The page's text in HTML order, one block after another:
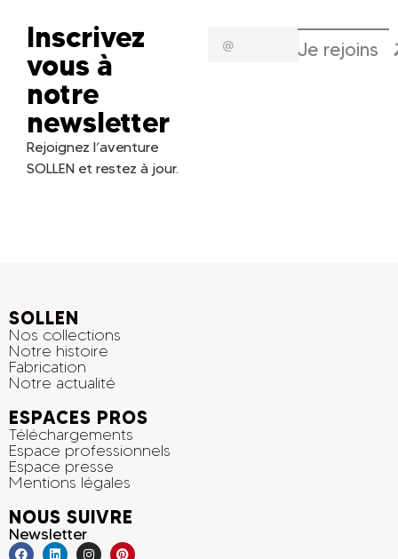
Inscrivez
vous à
notre
newsletter
Rejoignez l’aventure
SOLLEN et restez à jour.
Je rejoins
SOLLEN
Nos collections
Notre histoire
Fabrication
Notre actualité
ESPACES PROS
Téléchargements
Espace professionnels
Espace presse
Mentions légales
NOUS SUIVRE
Newsletter